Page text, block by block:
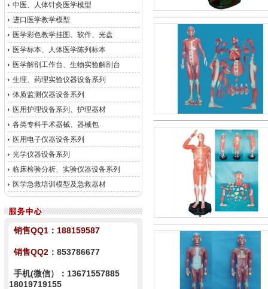
中医、人体针灸医学模型
进口医学教学模型
医学彩色教学挂图、软件、光盘
医学标本、人体医学陈列标本
医学解剖工作台、生物实验解剖台
生理、药理实验仪器设备系列
体质监测仪器设备系列
医用护理设备系列、护理器材
各类专科手术器械、器械包
医用电子仪器设备系列
光学仪器设备系列
临床检验分析、实验仪器设备系列
医学急救培训模型及急救器材
销售QQ1： 188159587
销售QQ2 ：853786677
手机(微信）：13671557885
18019719155